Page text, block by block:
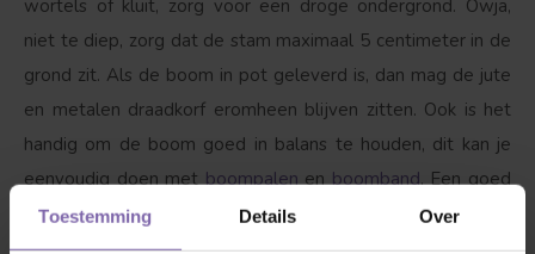
Toestemming Details Over
wortels of kluit, zorg voor een droge ondergrond. Owja,
niet te diep, zorg dat de stam maximaal 5 centimeter in de
grond zit. Als de boom in pot geleverd is, dan mag de jute
en metalen draadkorf eromheen blijven zitten. Ook is het
handig om de boom goed in balans te houden, dit kan je
eenvoudig doen metboompalenenboomband. Een goed
begin is het halve werk!